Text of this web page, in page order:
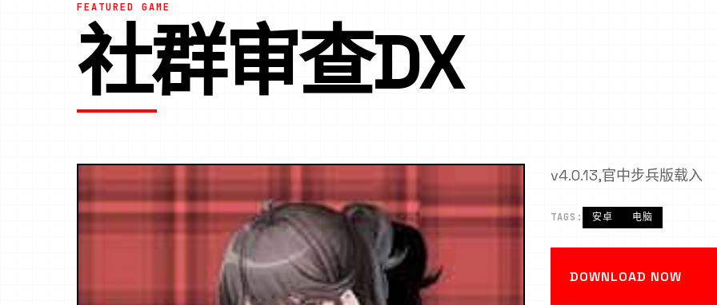
FEATURED GAME
社群审查DX
v4.0.13,官中步兵版载入
TAGS: 安卓 电脑
DOWNLOAD NOW